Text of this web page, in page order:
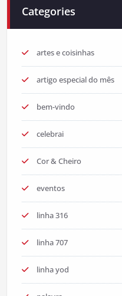
Categories
artes e coisinhas
artigo especial do mês
bem-vindo
celebrai
Cor & Cheiro
eventos
linha 316
linha 707
linha yod